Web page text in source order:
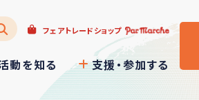
フェアトレードショップ
動を知る 支援・参加する